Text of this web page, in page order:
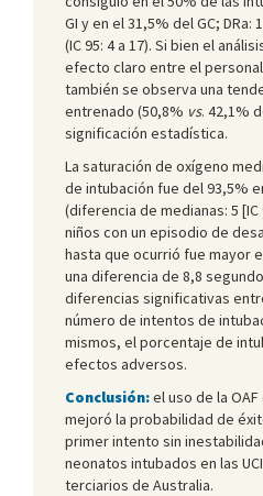
GI y en el 31,5% del GC; DRa:
(IC 95: 4 a 17). Si bien el
efecto claro entre el
también se observa una
entrenado (50,8% vs. 42,1%
significación estadística.
La saturación de oxígeno
de intubación fue del 93,5%
(diferencia de medianas: 5 [IC
niños con un episodio de
hasta que ocurrió fue mayor
una diferencia de 8,8
diferencias significativas
número de intentos de
mismos, el porcentaje de
efectos adversos.
Conclusión:el uso de la
mejoró la probabilidad de
primer intento sin
neonatos intubados en las
terciarios de Australia.